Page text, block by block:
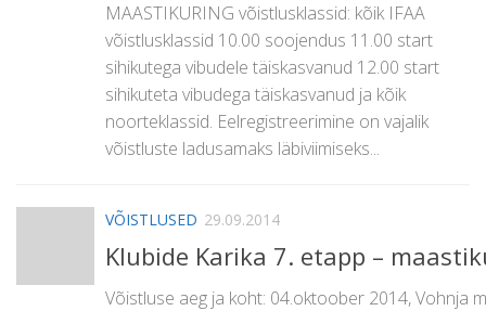
MAASTIKURING võistlusklassid: kõik IFAA
võistlusklassid 10.00 soojendus 11.00 start
sihikutega vibudele täiskasvanud 12.00 start
sihikuteta vibudega täiskasvanud ja kõik
noorteklassid. Eelregistreerimine on vajalik
võistluste ladusamaks läbiviimiseks...
VÕISTLUSED 29.09.2014
Klubide Karika 7. etapp –
Võistluse aeg ja koht: 04.oktoober 2014, Vohnja